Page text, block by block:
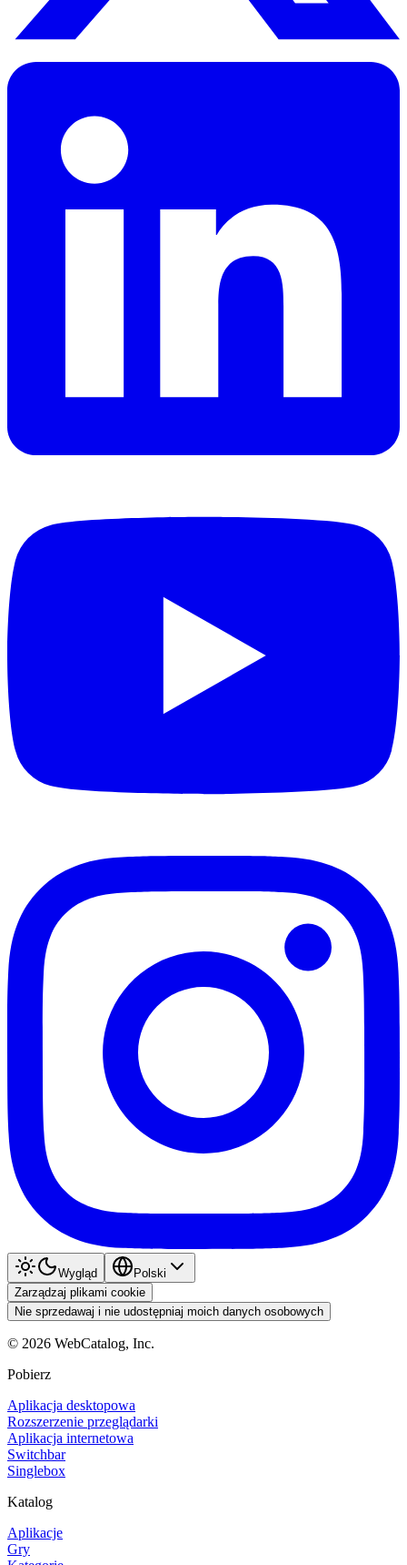
Wygląd
Polski
Zarządzaj plikami cookie
Nie sprzedawaj i nie udostępniaj moich danych osobowych
© 2026 WebCatalog, Inc.
Pobierz
Aplikacja desktopowa
Rozszerzenie przeglądarki
Aplikacja internetowa
Switchbar
Singlebox
Katalog
Aplikacje
Gry